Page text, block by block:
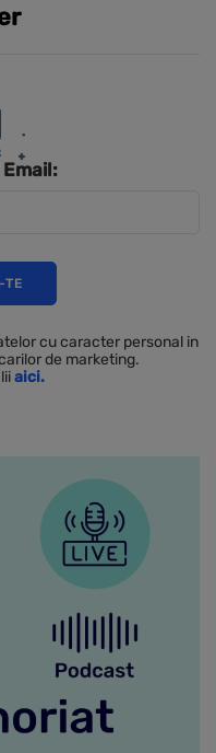
cu caracter personal in
de marketing.
aici.